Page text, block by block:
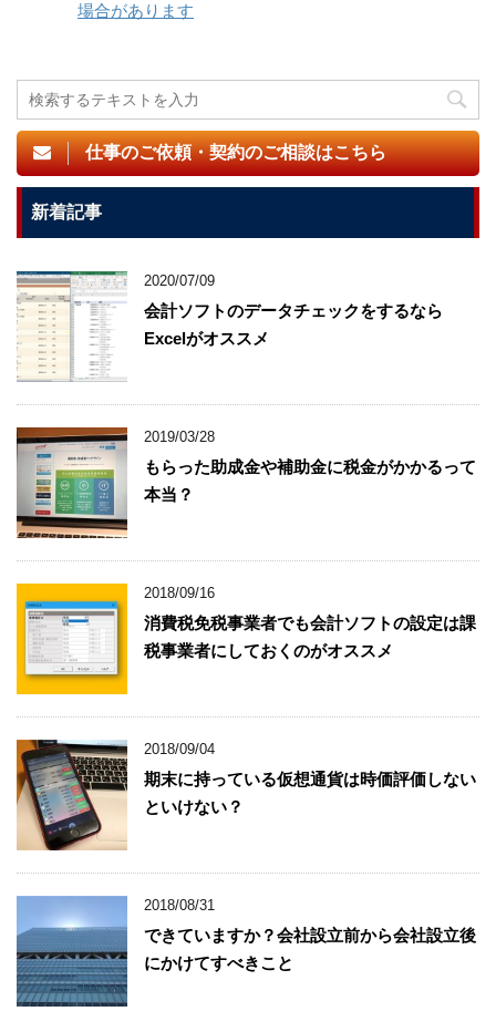
場合があります
仕事のご依頼・契約のご相談はこちら
新着記事
2020/07/09
会計ソフトのデータチェックをするなら
Excelがオススメ
2019/03/28
もらった助成金や補助金に税金がかかるって
本当？
2018/09/16
消費税免税事業者でも会計ソフトの設定は課
税事業者にしておくのがオススメ
2018/09/04
期末に持っている仮想通貨は時価評価しない
といけない？
2018/08/31
できていますか？会社設立前から会社設立後
にかけてすべきこと